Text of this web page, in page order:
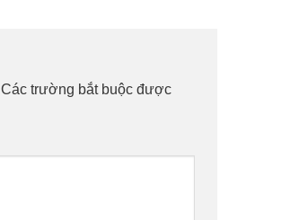
Các trường bắt buộc được